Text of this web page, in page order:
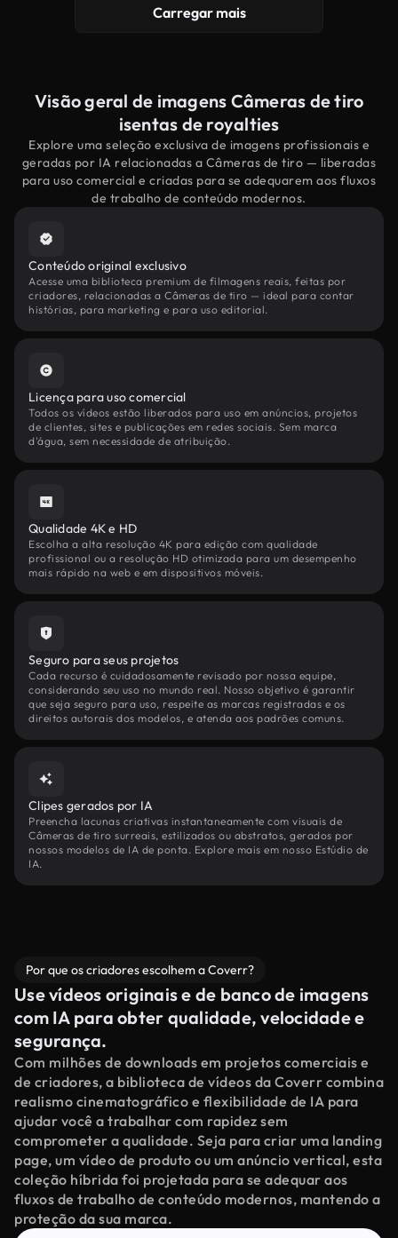
Carregar mais
Visão geral de imagens Câmeras de tiro
isentas de royalties
Explore uma seleção exclusiva de imagens profissionais e
geradas por IA relacionadas a Câmeras de tiro — liberadas
para uso comercial e criadas para se adequarem aos fluxos
de trabalho de conteúdo modernos.
Conteúdo original exclusivo
Acesse uma biblioteca premium de filmagens reais, feitas por
criadores, relacionadas a Câmeras de tiro — ideal para contar
histórias, para marketing e para uso editorial.
Licença para uso comercial
Todos os vídeos estão liberados para uso em anúncios, projetos
de clientes, sites e publicações em redes sociais. Sem marca
d'água, sem necessidade de atribuição.
Qualidade 4K e HD
Escolha a alta resolução 4K para edição com qualidade
profissional ou a resolução HD otimizada para um desempenho
mais rápido na web e em dispositivos móveis.
Seguro para seus projetos
Cada recurso é cuidadosamente revisado por nossa equipe,
considerando seu uso no mundo real. Nosso objetivo é garantir
que seja seguro para uso, respeite as marcas registradas e os
direitos autorais dos modelos, e atenda aos padrões comuns.
Clipes gerados por IA
Preencha lacunas criativas instantaneamente com visuais de
Câmeras de tiro surreais, estilizados ou abstratos, gerados por
nossos modelos de IA de ponta. Explore mais em nosso Estúdio de
IA.
Por que os criadores escolhem a Coverr?
Use vídeos originais e de banco de imagens
com IA para obter qualidade, velocidade e
segurança.
Com milhões de downloads em projetos comerciais e
de criadores, a biblioteca de vídeos da Coverr combina
realismo cinematográfico e flexibilidade de IA para
ajudar você a trabalhar com rapidez sem
comprometer a qualidade. Seja para criar uma landing
page, um vídeo de produto ou um anúncio vertical, esta
coleção híbrida foi projetada para se adequar aos
fluxos de trabalho de conteúdo modernos, mantendo a
proteção da sua marca.